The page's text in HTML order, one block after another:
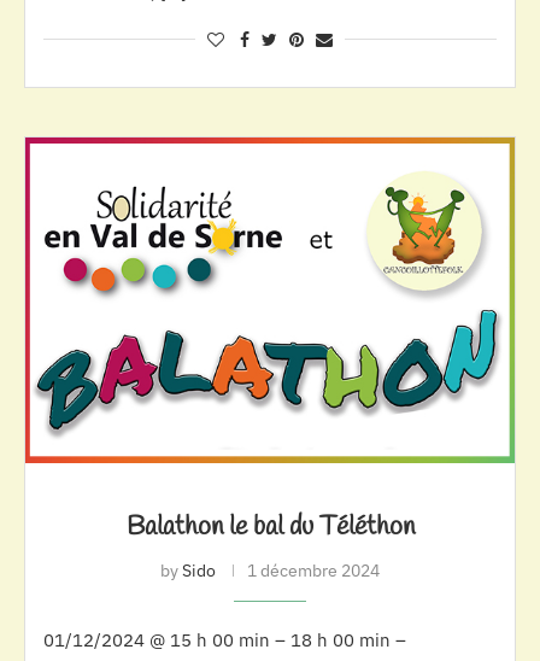
Balathon le bal du Téléthon
bySido 1 décembre 2024
01/12/2024 @ 15 h 00 min – 18 h 00 min –